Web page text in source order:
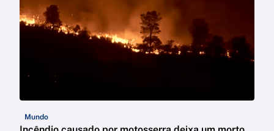
Mundo